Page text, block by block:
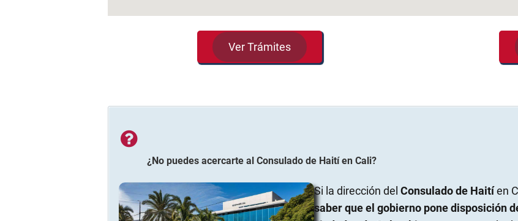
Ver Trámites
¿No puedes acercarte al Consulado de Haitíen Cali?
Si la dirección del Consulado de Haitíen
saber que el gobierno pone disposición